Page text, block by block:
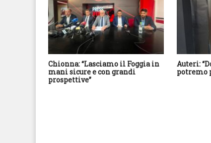
Chionna: “Lasciamo il Foggia in
mani sicure e con grandi
prospettive”
Auteri:
potremo